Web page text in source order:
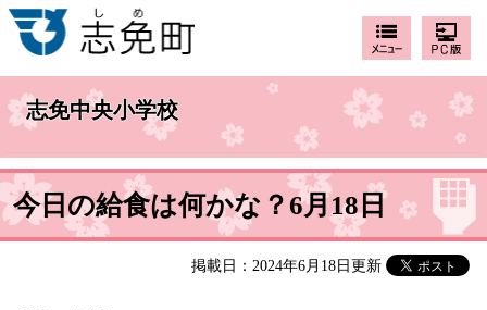
志免中央小学校
今日の給食は何かな？6月18日
掲載日：2024年6月18日更新